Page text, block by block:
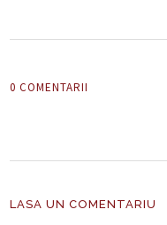
0 COMENTARII
LASA UN COMENTARIU